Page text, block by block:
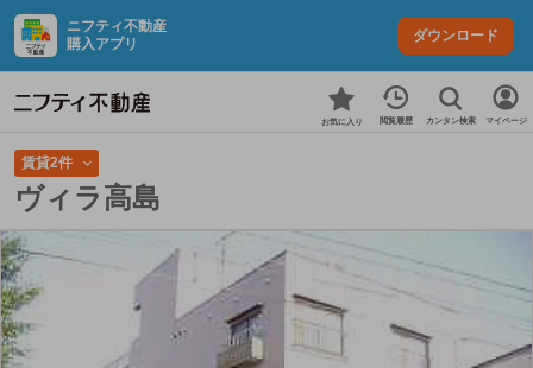
ニフティ不動産
購入アプリ
ダウンロード
お気に入り 閲覧履歴 カンタン検索 マイページ
賃貸2件
ヴィラ高島